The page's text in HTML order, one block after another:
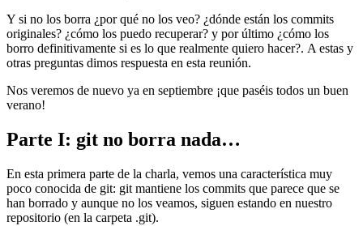
Y si no los borra ¿por qué no los veo? ¿dónde están los commits
originales? ¿cómo los puedo recuperar? y por último ¿cómo los
borro definitivamente si es lo que realmente quiero hacer?. A estas y
otras preguntas dimos respuesta en esta reunión.
Nos veremos de nuevo ya en septiembre ¡que paséis todos un buen
verano!
Parte I: git no borra nada…
En esta primera parte de la charla, vemos una característica muy
poco conocida de git: git mantiene los commits que parece que se
han borrado y aunque no los veamos, siguen estando en nuestro
repositorio (en la carpeta .git).